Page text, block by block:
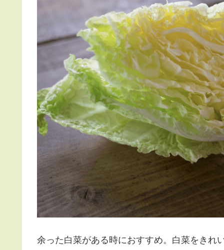
余った白菜がある時におすすめ。白菜をきれ